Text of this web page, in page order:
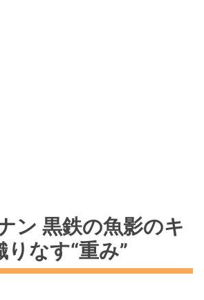
ン 黒鉄の魚影のキ
りなす“重み”